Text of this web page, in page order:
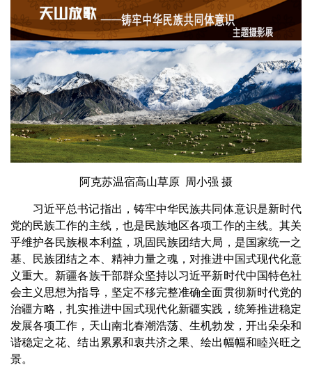
阿克苏温宿高山草原 周小强 摄
习近平总书记指出，铸牢中华民族共同体意识是新时代
党的民族工作的主线，也是民族地区各项工作的主线。其关
乎维护各民族根本利益，巩固民族团结大局，是国家统一之
基、民族团结之本、精神力量之魂，对推进中国式现代化意
义重大。新疆各族干部群众坚持以习近平新时代中国特色社
会主义思想为指导，坚定不移完整准确全面贯彻新时代党的
治疆方略，扎实推进中国式现代化新疆实践，统筹推进稳定
发展各项工作，天山南北春潮浩荡、生机勃发，开出朵朵和
谐稳定之花、结出累累和衷共济之果、绘出幅幅和睦兴旺之
景。